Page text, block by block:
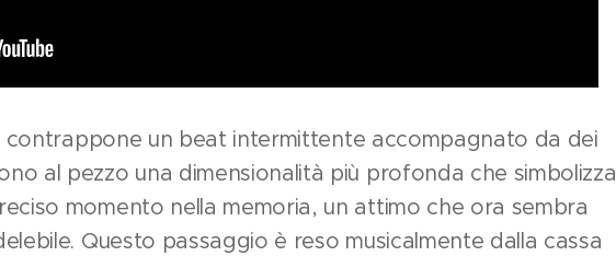
contrappone un beat intermittente accompagnato da dei
al pezzo una dimensionalità più profonda che simbolizza
momento nella memoria, un attimo che ora sembra
Questo passaggio è reso musicalmente dalla cassa